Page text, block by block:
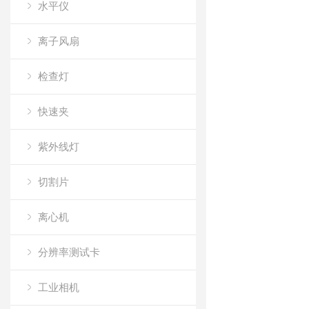
水平仪
离子风扇
检查灯
快速夹
紫外线灯
切割片
离心机
分辨率测试卡
工业相机